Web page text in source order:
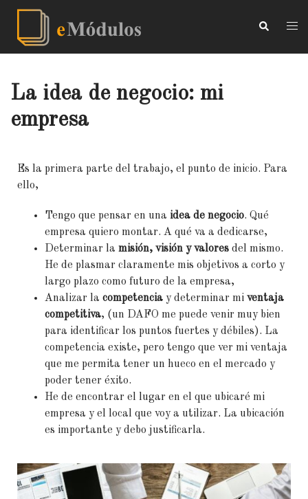
La idea de negocio: mi
empresa
Es la primera parte del trabajo, el punto de inicio. Para
ello,
Tengo que pensar en una idea de negocio. Qué
empresa quiero montar. A qué va a dedicarse,
Determinar la misión, visión y valores del mismo.
He de plasmar claramente mis objetivos a corto y
largo plazo como futuro de la empresa,
Analizar la competencia y determinar mi ventaja
competitiva, (un DAFO me puede venir muy bien
para identificar los puntos fuertes y débiles). La
competencia existe, pero tengo que ver mi ventaja
que me permita tener un hueco en el mercado y
poder tener éxito.
He de encontrar el lugar en el que ubicaré mi
empresa y el local que voy a utilizar. La ubicación
es importante y debo justificarla.